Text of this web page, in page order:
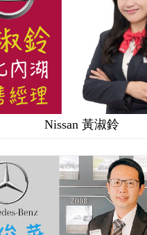
Nissan 黃淑鈴